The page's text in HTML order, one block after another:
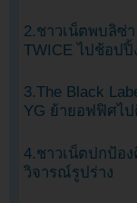
2.ชาวเน็ตพบลิซ่
TWICE ไปช้อป
3.The Black
YG ย้ายอฟฟิศไ
4.ชาวเน็ตปกป้อ
วิจารณ์รูปร่าง